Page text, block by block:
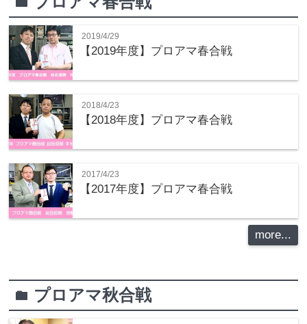
2019/4/29
【2019年度】プロアマ春合戦
2018/4/23
【2018年度】プロアマ春合戦
2017/4/23
【2017年度】プロアマ春合戦
more...
folder プロアマ秋合戦